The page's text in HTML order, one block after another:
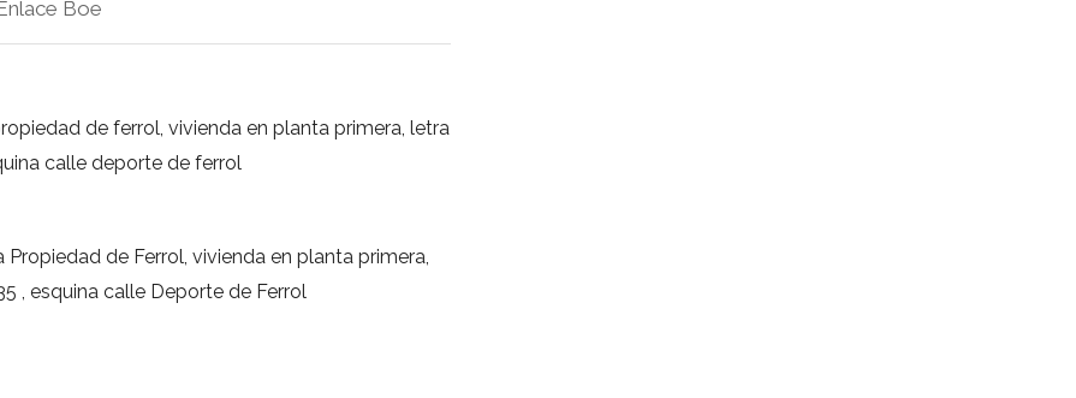
Boe
de ferrol, vivienda en planta primera, letra
calle deporte de ferrol
de Ferrol, vivienda en planta primera,
, esquina calle Deporte de Ferrol